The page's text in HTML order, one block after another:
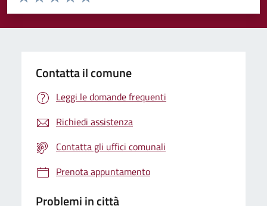
Valuta 5 stelle su 5
Valuta 4 stelle su 5
Valuta 3 stelle su 5
Valuta 2 stelle su 5
Valuta 1 stelle su 5
Contatta il comune
Leggi le domande frequenti
Richiedi assistenza
Contatta gli uffici comunali
Prenota appuntamento
Problemi in città